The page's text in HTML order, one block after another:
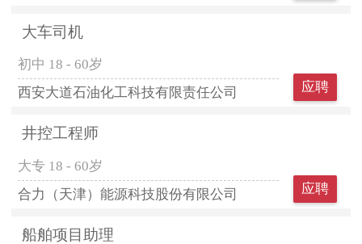
大车司机
初中 18 - 60岁
西安大道石油化工科技有限责任公司
应聘
井控工程师
大专 18 - 60岁
合力（天津）能源科技股份有限公司
应聘
船舶项目助理